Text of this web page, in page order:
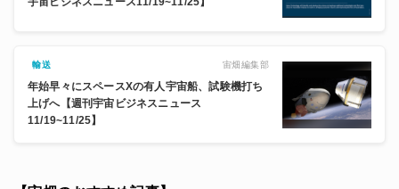
輸送 宙畑編集部
年始早々にスペースXの有人宇宙船、試験機打ち
上げへ【週刊宇宙ビジネスニュース
11/19~11/25】